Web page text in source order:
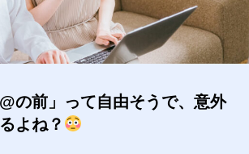
の前」って自由そうで、意外
よね？